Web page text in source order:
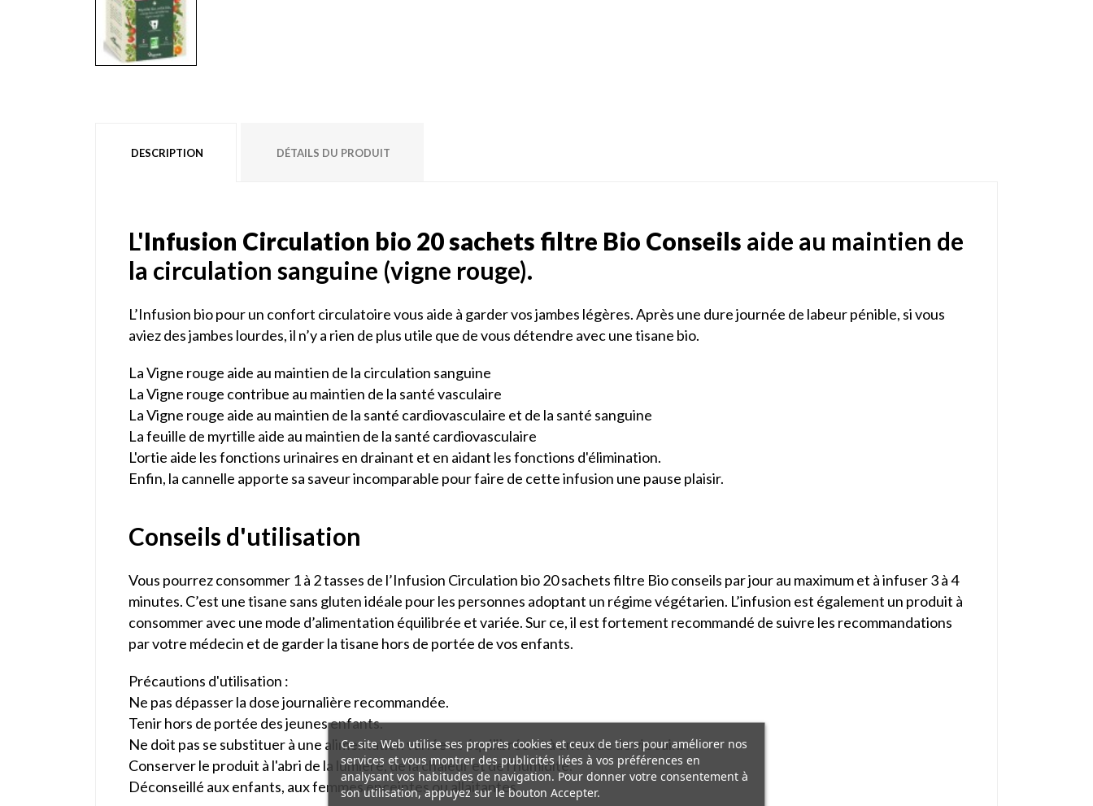
DESCRIPTION DÉTAILS DU PRODUIT
L'Infusion Circulation bio 20 sachets filtre Bio Conseils aide au maintien de
la circulation sanguine (vigne rouge).
L’Infusion bio pour un confort circulatoire vous aide à garder vos jambes légères. Après une dure journée de labeur pénible, si vous
aviez des jambes lourdes, il n’y a rien de plus utile que de vous détendre avec une tisane bio.
La Vigne rouge aide au maintien de la circulation sanguine
La Vigne rouge contribue au maintien de la santé vasculaire
La Vigne rouge aide au maintien de la santé cardiovasculaire et de la santé sanguine
La feuille de myrtille aide au maintien de la santé cardiovasculaire
L'ortie aide les fonctions urinaires en drainant et en aidant les fonctions d'élimination.
Enfin, la cannelle apporte sa saveur incomparable pour faire de cette infusion une pause plaisir.
Conseils d'utilisation
Vous pourrez consommer 1 à 2 tasses de l’Infusion Circulation bio 20 sachets filtre Bio conseils par jour au maximum et à infuser 3 à 4
minutes. C’est une tisane sans gluten idéale pour les personnes adoptant un régime végétarien. L’infusion est également un produit à
consommer avec une mode d’alimentation équilibrée et variée. Sur ce, il est fortement recommandé de suivre les recommandations
par votre médecin et de garder la tisane hors de portée de vos enfants.
Précautions d'utilisation :
Ne pas dépasser la dose journalière recommandée.
Tenir hors de portée des jeunes enfants.
Ne doit pas se substituer à une alimentation variée et équilibrée et à un mode de vie sain.
Conserver le produit à l'abri de la lumière, de la chaleur et de l'humidité.
Déconseillé aux enfants, aux femmes enceintes ou allaitantes
Ce site Web utilise ses propres cookies et ceux de tiers pour améliorer nos
services et vous montrer des publicités liées à vos préférences en
analysant vos habitudes de navigation. Pour donner votre consentement à
son utilisation, appuyez sur le bouton Accepter.